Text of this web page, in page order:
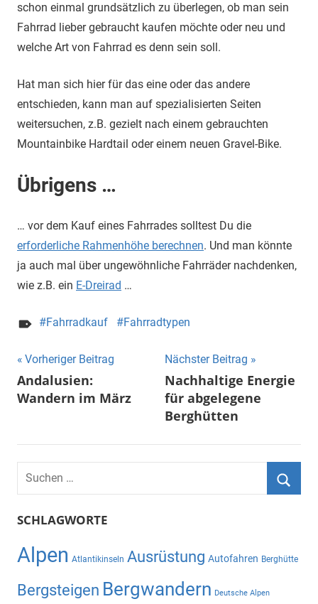
schon einmal grundsätzlich zu überlegen, ob man sein
Fahrrad lieber gebraucht kaufen möchte oder neu und
welche Art von Fahrrad es denn sein soll.
Hat man sich hier für das eine oder das andere
entschieden, kann man auf spezialisierten Seiten
weitersuchen, z.B. gezielt nach einem gebrauchten
Mountainbike Hardtail oder einem neuen Gravel-Bike.
Übrigens …
… vor dem Kauf eines Fahrrades solltest Du die
erforderliche Rahmenhöhe berechnen. Und man könnte
ja auch mal über ungewöhnliche Fahrräder nachdenken,
wie z.B. ein E-Dreirad …
Fahrradkauf Fahrradtypen
Beitragsnavigation
Vorheriger Beitrag
Andalusien:
Wandern im März
Nächster Beitrag
Nachhaltige Energie
für abgelegene
Berghütten
Suchen
nach:
SCHLAGWORTE
Alpen Atlantikinseln Ausrüstung Autofahren Berghütte
Bergsteigen Bergwandern Deutsche Alpen